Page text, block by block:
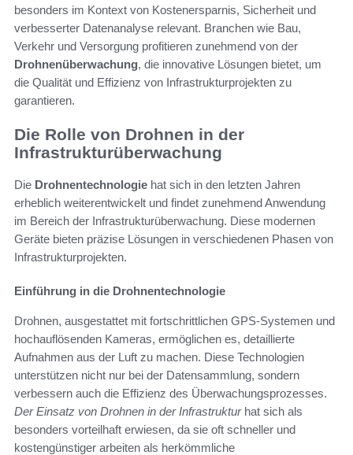
besonders im Kontext von Kostenersparnis, Sicherheit und
verbesserter Datenanalyse relevant. Branchen wie Bau,
Verkehr und Versorgung profitieren zunehmend von der
Drohnenüberwachung, die innovative Lösungen bietet, um
die Qualität und Effizienz von Infrastrukturprojekten zu
garantieren.
Die Rolle von Drohnen in der
Infrastrukturüberwachung
Die Drohnentechnologie hat sich in den letzten Jahren
erheblich weiterentwickelt und findet zunehmend Anwendung
im Bereich der Infrastrukturüberwachung. Diese modernen
Geräte bieten präzise Lösungen in verschiedenen Phasen von
Infrastrukturprojekten.
Einführung in die Drohnentechnologie
Drohnen, ausgestattet mit fortschrittlichen GPS-Systemen und
hochauflösenden Kameras, ermöglichen es, detaillierte
Aufnahmen aus der Luft zu machen. Diese Technologien
unterstützen nicht nur bei der Datensammlung, sondern
verbessern auch die Effizienz des Überwachungsprozesses.
Der Einsatz von Drohnen in der Infrastrukturhat sich als
besonders vorteilhaft erwiesen, da sie oft schneller und
kostengünstiger arbeiten als herkömmliche